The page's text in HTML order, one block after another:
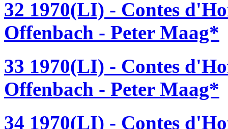
32 1970(LI) - Contes
Offenbach - Peter Maag*
33 1970(LI) - Contes
Offenbach - Peter Maag*
34 1970(LI) - Contes